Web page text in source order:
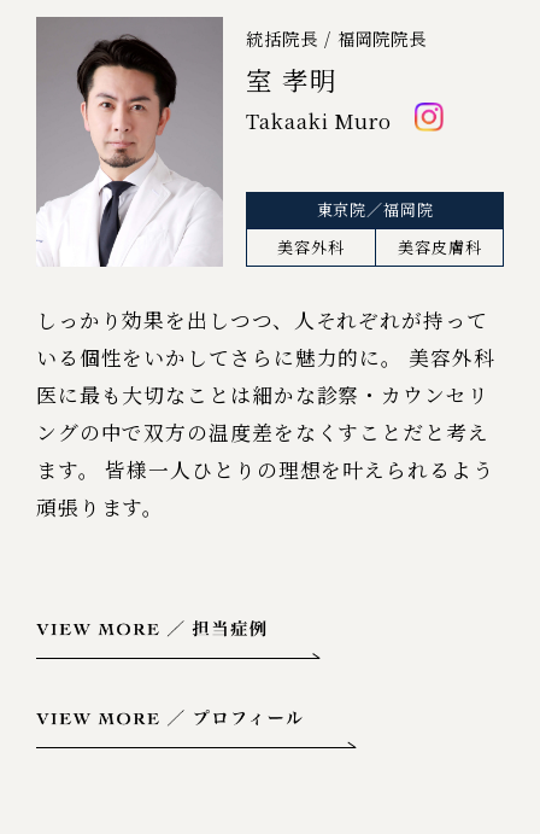
東京院／福岡院
美容外科
美容皮膚科
統括院長 / 福岡院院長
室 孝明
Takaaki Muro
しっかり効果を出しつつ、人それぞれが持って
いる個性をいかしてさらに魅力的に。​
美容外科
医に最も大切なことは細かな診察・カウンセリ
ングの中で双方の温度差を​なくすことだと考え
ます。​
皆様一人ひとりの理想を叶えられるよう
頑張ります。​​